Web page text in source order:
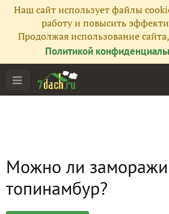
Наш сайт использует файлы
работу и повысить
Продолжая использование
Политикой
Можно ли
топинамбур?